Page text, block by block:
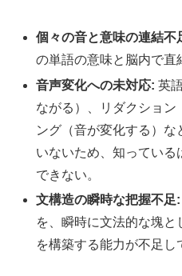
個々の音と意味の連結不
の単語の意味と脳内で直
音声変化への未対応: 英
ながる）、リダクショ
ング（音が変化する）な
いないため、知ってい
できない。
文構造の瞬時な把握不足:
を、瞬時に文法的な塊と
を構築する能力が不足し